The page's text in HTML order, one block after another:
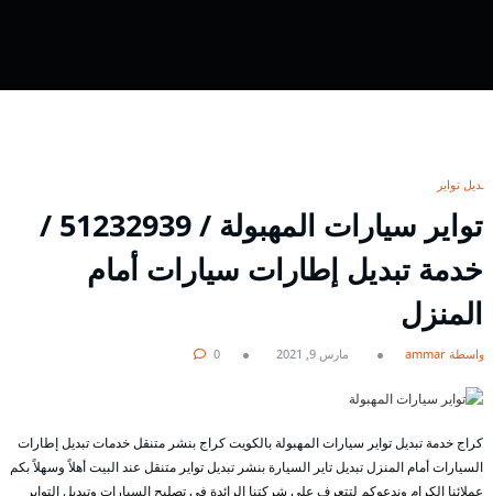
تبديل تواير
تواير سيارات المهبولة / 51232939‬ /
خدمة تبديل إطارات سيارات أمام
المنزل
بواسطة ammar مارس 9, 2021 0
كراج خدمة تبديل تواير سيارات المهبولة بالكويت كراج بنشر متنقل خدمات تبديل إطارات
السيارات أمام المنزل تبديل تاير السيارة بنشر تبديل تواير متنقل عند البيت أهلاً وسهلاً بكم
عملائنا الكرام وندعوكم لتتعرف على شركتنا الرائدة في تصليح السيارات وتبديل التواير